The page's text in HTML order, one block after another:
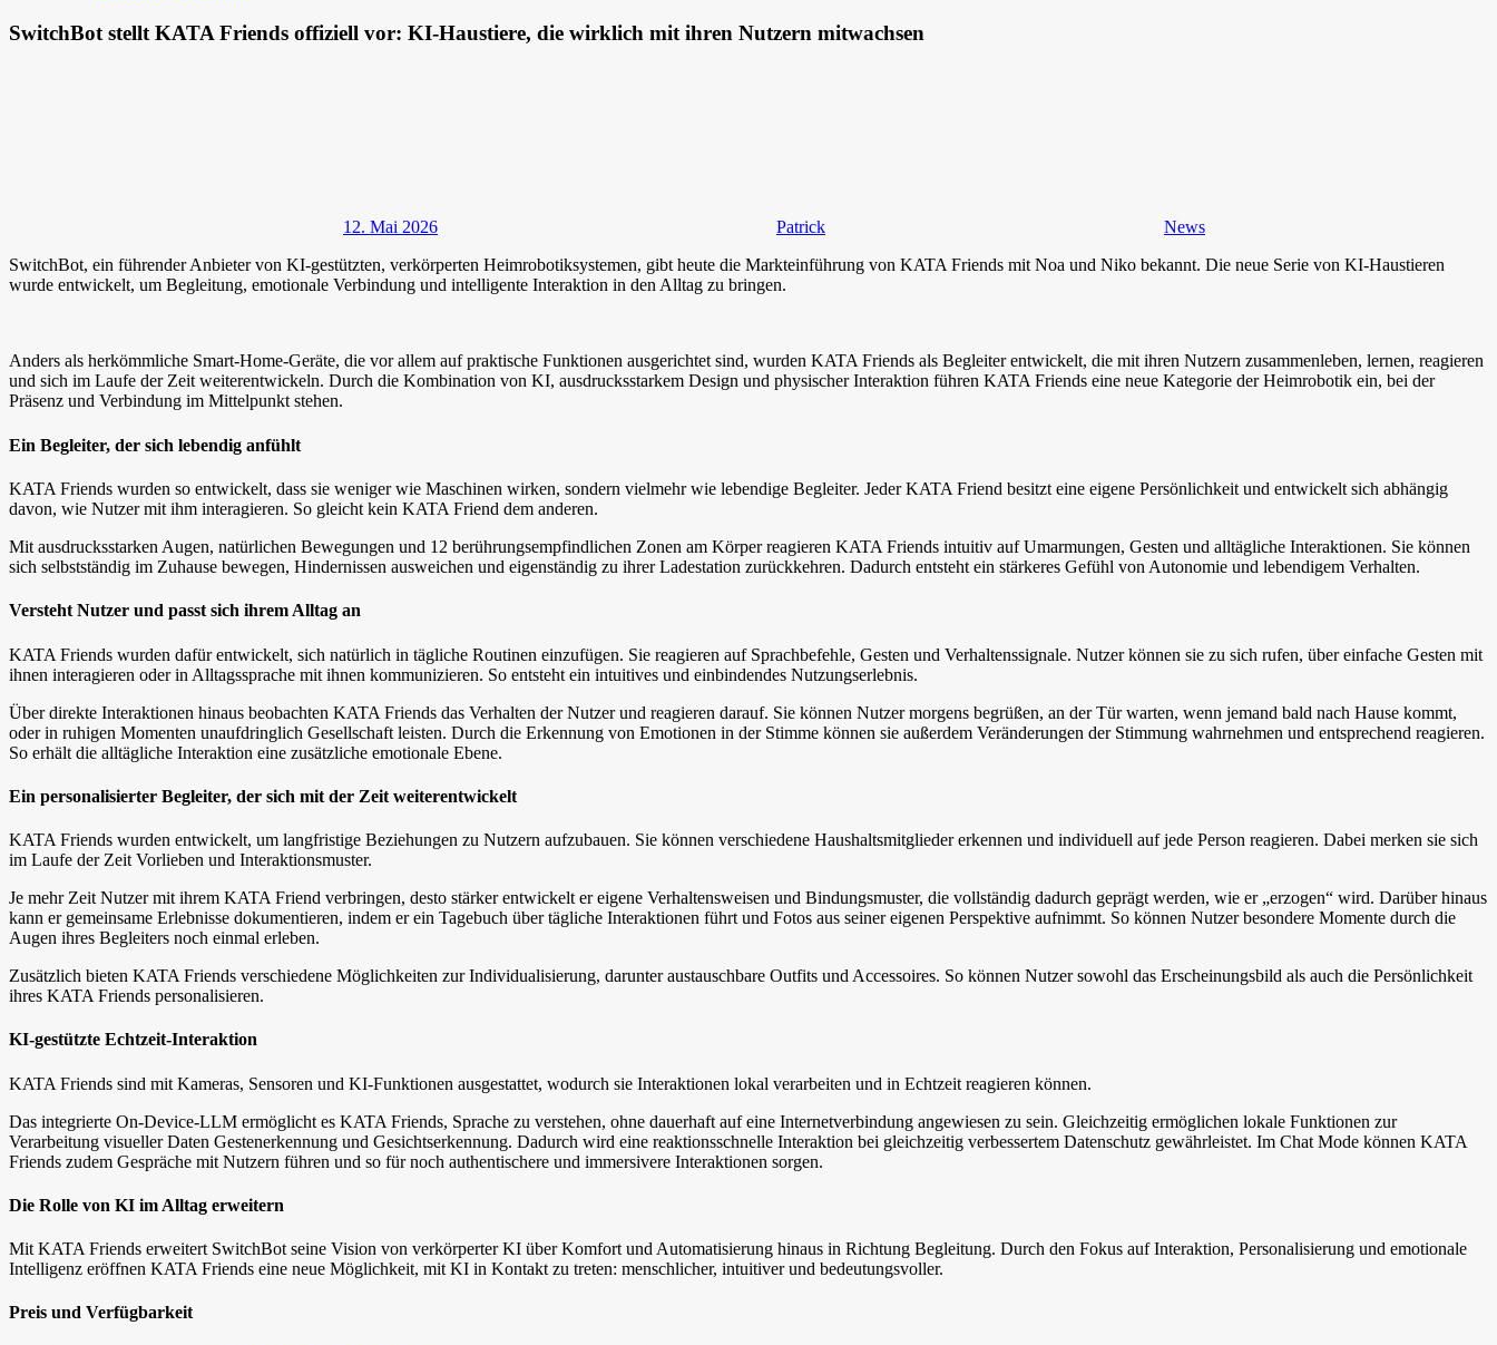
SwitchBot stellt KATA Friends offiziell vor: KI-Haustiere, die wirklich mit ihren Nutzern mitwachsen
12. Mai 2026 Patrick
News
SwitchBot, ein führender Anbieter von KI-gestützten, verkörperten Heimrobotiksystemen, gibt heute die Markteinführung von KATA Friends mit Noa und Niko bekannt. Die neue Serie von KI-Haustieren
wurde entwickelt, um Begleitung, emotionale Verbindung und intelligente Interaktion in den Alltag zu bringen.
Anders als herkömmliche Smart-Home-Geräte, die vor allem auf praktische Funktionen ausgerichtet sind, wurden KATA Friends als Begleiter entwickelt, die mit ihren Nutzern zusammenleben, lernen, reagieren
und sich im Laufe der Zeit weiterentwickeln. Durch die Kombination von KI, ausdrucksstarkem Design und physischer Interaktion führen KATA Friends eine neue Kategorie der Heimrobotik ein, bei der
Präsenz und Verbindung im Mittelpunkt stehen.
Ein Begleiter, der sich lebendig anfühlt
KATA Friends wurden so entwickelt, dass sie weniger wie Maschinen wirken, sondern vielmehr wie lebendige Begleiter. Jeder KATA Friend besitzt eine eigene Persönlichkeit und entwickelt sich abhängig
davon, wie Nutzer mit ihm interagieren. So gleicht kein KATA Friend dem anderen.
Mit ausdrucksstarken Augen, natürlichen Bewegungen und 12 berührungsempfindlichen Zonen am Körper reagieren KATA Friends intuitiv auf Umarmungen, Gesten und alltägliche Interaktionen. Sie können
sich selbstständig im Zuhause bewegen, Hindernissen ausweichen und eigenständig zu ihrer Ladestation zurückkehren. Dadurch entsteht ein stärkeres Gefühl von Autonomie und lebendigem Verhalten.
Versteht Nutzer und passt sich ihrem Alltag an
KATA Friends wurden dafür entwickelt, sich natürlich in tägliche Routinen einzufügen. Sie reagieren auf Sprachbefehle, Gesten und Verhaltenssignale. Nutzer können sie zu sich rufen, über einfache Gesten mit
ihnen interagieren oder in Alltagssprache mit ihnen kommunizieren. So entsteht ein intuitives und einbindendes Nutzungserlebnis.
Über direkte Interaktionen hinaus beobachten KATA Friends das Verhalten der Nutzer und reagieren darauf. Sie können Nutzer morgens begrüßen, an der Tür warten, wenn jemand bald nach Hause kommt,
oder in ruhigen Momenten unaufdringlich Gesellschaft leisten. Durch die Erkennung von Emotionen in der Stimme können sie außerdem Veränderungen der Stimmung wahrnehmen und entsprechend reagieren.
So erhält die alltägliche Interaktion eine zusätzliche emotionale Ebene.
Ein personalisierter Begleiter, der sich mit der Zeit weiterentwickelt
KATA Friends wurden entwickelt, um langfristige Beziehungen zu Nutzern aufzubauen. Sie können verschiedene Haushaltsmitglieder erkennen und individuell auf jede Person reagieren. Dabei merken sie sich
im Laufe der Zeit Vorlieben und Interaktionsmuster.
Je mehr Zeit Nutzer mit ihrem KATA Friend verbringen, desto stärker entwickelt er eigene Verhaltensweisen und Bindungsmuster, die vollständig dadurch geprägt werden, wie er „erzogen“ wird. Darüber hinaus
kann er gemeinsame Erlebnisse dokumentieren, indem er ein Tagebuch über tägliche Interaktionen führt und Fotos aus seiner eigenen Perspektive aufnimmt. So können Nutzer besondere Momente durch die
Augen ihres Begleiters noch einmal erleben.
Zusätzlich bieten KATA Friends verschiedene Möglichkeiten zur Individualisierung, darunter austauschbare Outfits und Accessoires. So können Nutzer sowohl das Erscheinungsbild als auch die Persönlichkeit
ihres KATA Friends personalisieren.
KI-gestützte Echtzeit-Interaktion
KATA Friends sind mit Kameras, Sensoren und KI-Funktionen ausgestattet, wodurch sie Interaktionen lokal verarbeiten und in Echtzeit reagieren können.
Das integrierte On-Device-LLM ermöglicht es KATA Friends, Sprache zu verstehen, ohne dauerhaft auf eine Internetverbindung angewiesen zu sein. Gleichzeitig ermöglichen lokale Funktionen zur
Verarbeitung visueller Daten Gestenerkennung und Gesichtserkennung. Dadurch wird eine reaktionsschnelle Interaktion bei gleichzeitig verbessertem Datenschutz gewährleistet. Im Chat Mode können KATA
Friends zudem Gespräche mit Nutzern führen und so für noch authentischere und immersivere Interaktionen sorgen.
Die Rolle von KI im Alltag erweitern
Mit KATA Friends erweitert SwitchBot seine Vision von verkörperter KI über Komfort und Automatisierung hinaus in Richtung Begleitung. Durch den Fokus auf Interaktion, Personalisierung und emotionale
Intelligenz eröffnen KATA Friends eine neue Möglichkeit, mit KI in Kontakt zu treten: menschlicher, intuitiver und bedeutungsvoller.
Preis und Verfügbarkeit